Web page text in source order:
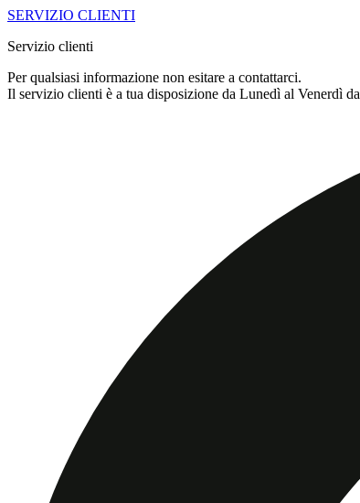
SERVIZIO CLIENTI
Servizio clienti
Per qualsiasi informazione non esitare a contattarci.
Il servizio clienti è a tua disposizione da Lunedì al Venerdì